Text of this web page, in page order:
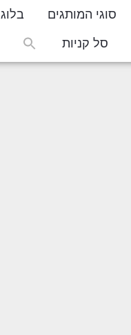
סוגי המותגים בלוג
סל קניות
Search
Search Button